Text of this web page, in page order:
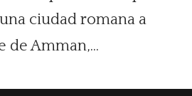
ciudad romana a
de Amman,...